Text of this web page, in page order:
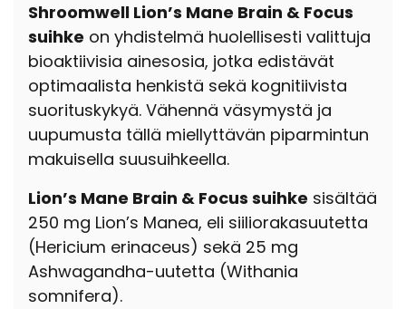
Shroomwell Lion’s Mane Brain & Focus
suihke on yhdistelmä huolellisesti valittuja
bioaktiivisia ainesosia, jotka edistävät
optimaalista henkistä sekä kognitiivista
suorituskykyä. Vähennä väsymystä ja
uupumusta tällä miellyttävän piparmintun
makuisella suusuihkeella.
Lion’s Mane Brain & Focus suihke sisältää
250 mg Lion’s Manea, eli siiliorakasuutetta
(Hericium erinaceus) sekä 25 mg
Ashwagandha-uutetta (Withania
somnifera).